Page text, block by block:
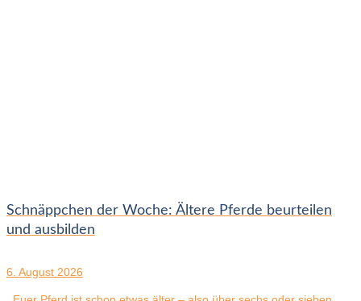
Schnäppchen der Woche: Ältere Pferde beurteilen
und ausbilden
6. August 2026